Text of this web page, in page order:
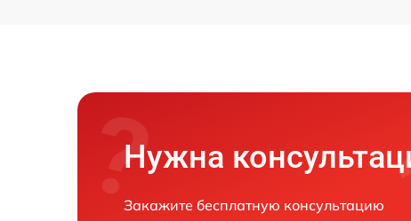
Нужна
Закажите бесплатную консультацию